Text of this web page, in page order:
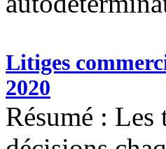
Litiges
2020
Résumé :